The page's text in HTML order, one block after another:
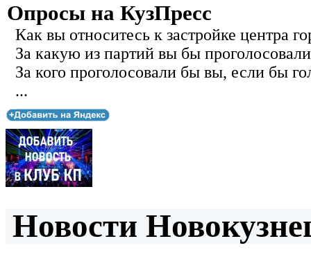
Опросы на КузПресс
Как вы относитесь к застройке центра
За какую из партий вы бы
За кого проголосовали бы вы, если бы
...
Новости